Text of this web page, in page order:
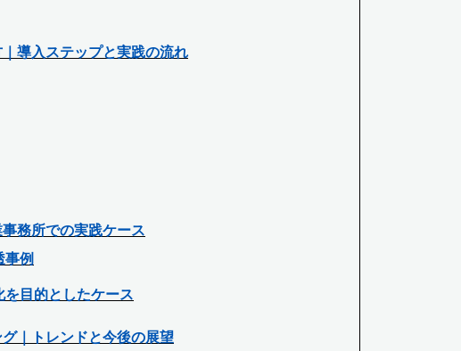
導入ステップと実践の流れ
務所での実践ケース
事例
を目的としたケース
｜トレンドと今後の展望